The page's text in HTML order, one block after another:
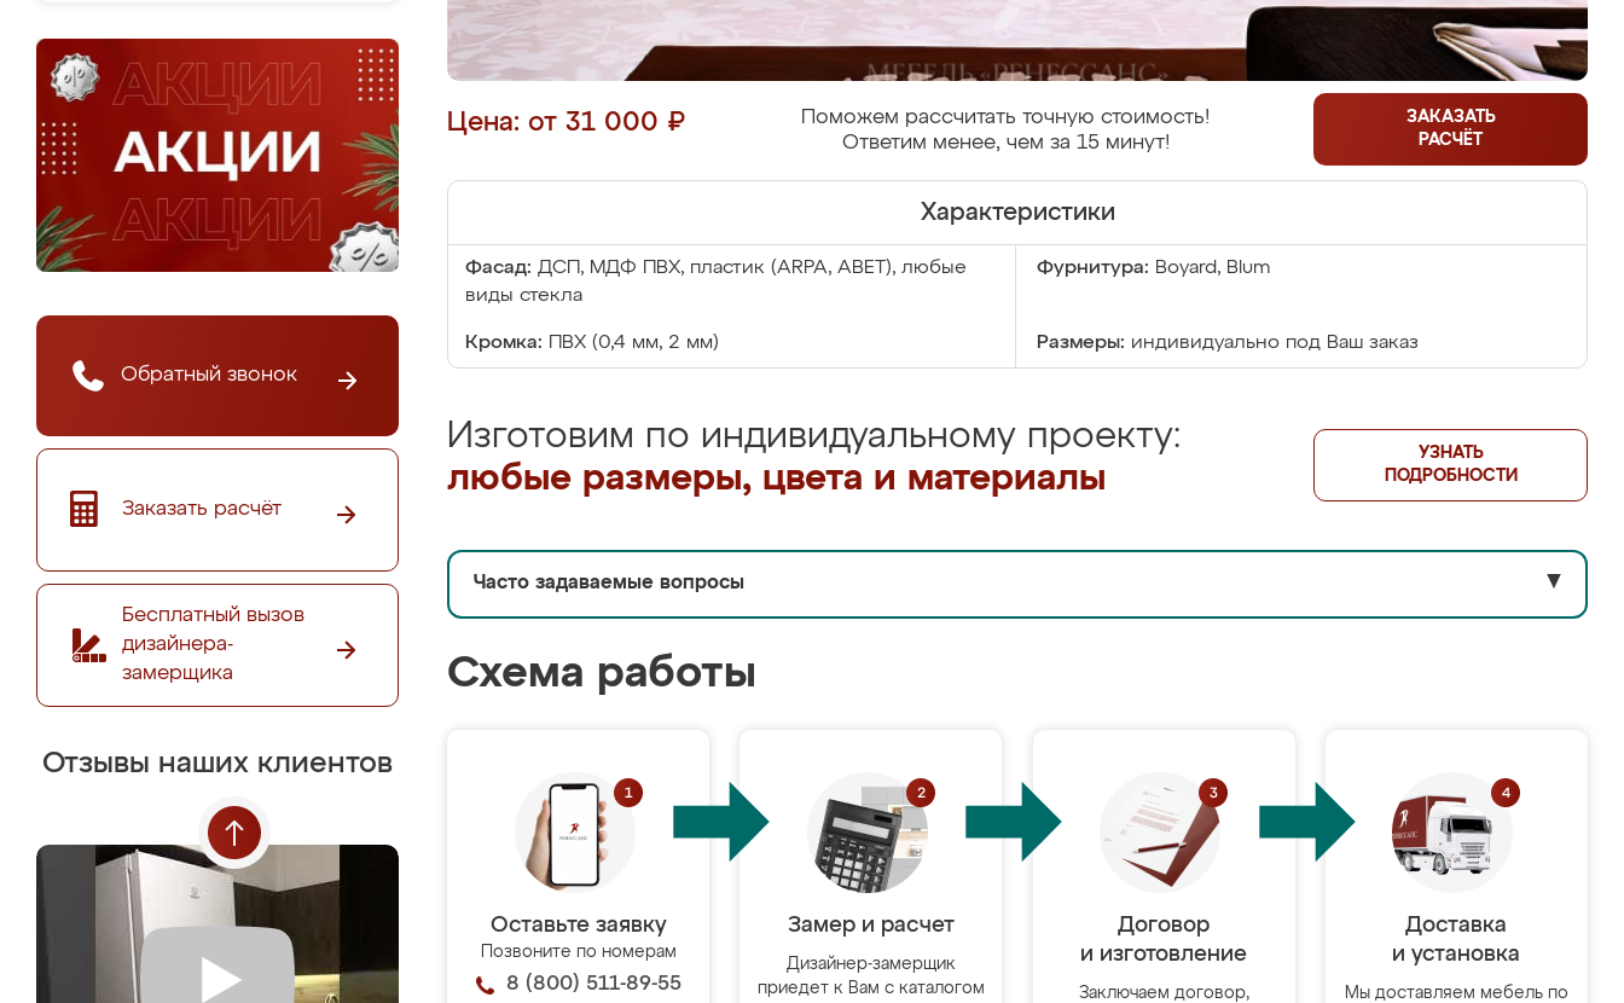
Обратный звонок
Заказать расчёт
Бесплатный вызов
дизайнера-
замерщика
Отзывы наших клиентов
Цена: от 31 000 ₽
Поможем рассчитать точную стоимость!
Ответим менее, чем за 15 минут!
ЗАКАЗАТЬ
РАСЧЁТ
Характеристики
Фасад: ДСП, МДФ ПВХ, пластик (ARPA, ABET), любые
виды стекла
Фурнитура: Boyard, Blum
Кромка: ПВХ (0,4 мм, 2 мм) Размеры: индивидуально под Ваш заказ
Изготовим по индивидуальному проекту:
любые размеры, цвета и материалы
УЗНАТЬ
ПОДРОБНОСТИ
Часто задаваемые вопросы ▼
Схема работы
Оставьте заявку
Позвоните по номерам
8 (800) 511-89-55
Замер и расчет
Дизайнер-замерщик
приедет к Вам с каталогом
Договор
и изготовление
Заключаем договор,
Доставка
и установка
Мы доставляем мебель по